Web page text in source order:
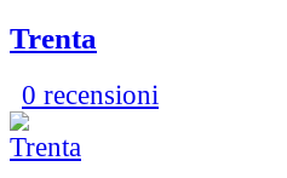
Trenta
0 recensioni